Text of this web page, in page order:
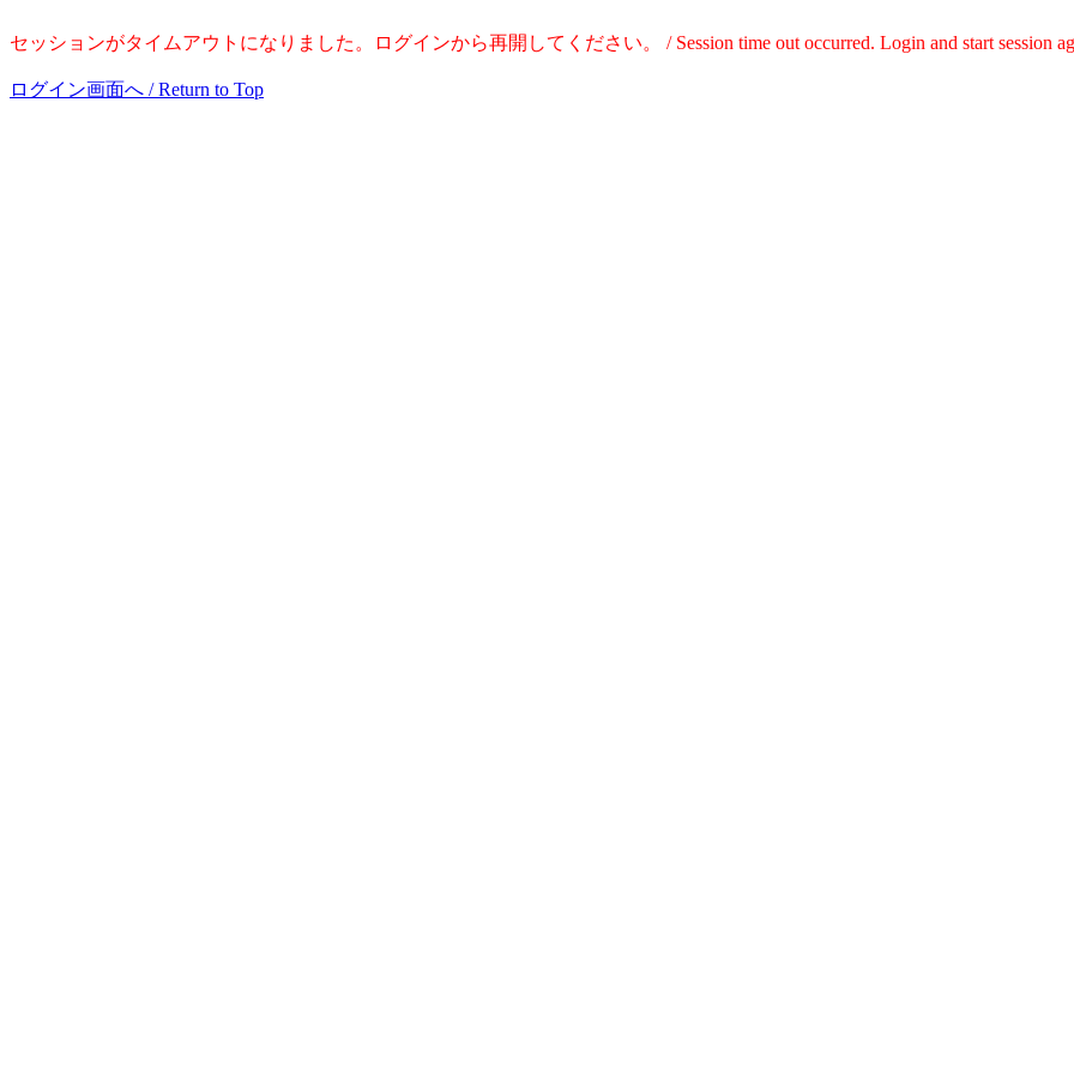
セッションがタイムアウトになりました。ログインから再開してください。 / Session time out occurred. Login and start session
ログイン画面へ / Return to Top